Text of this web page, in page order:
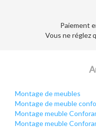
Paiement
Vous ne réglez
Montage de meubles
Montage de meuble
Montage meuble
Montage meuble